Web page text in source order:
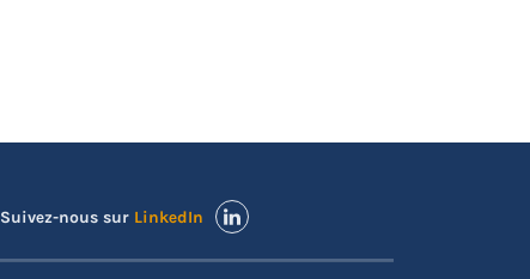
Suivez-nous sur LinkedIn